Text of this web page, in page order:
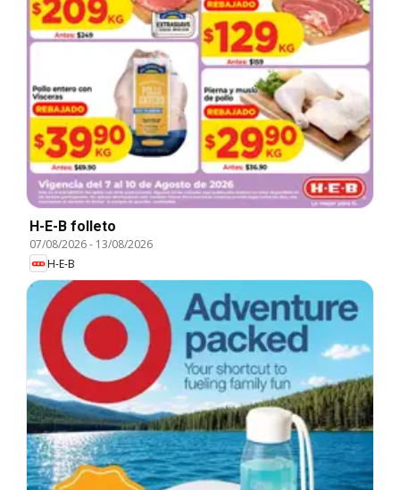
H-E-B folleto
07/08/2026- 13/08/2026
H-E-B